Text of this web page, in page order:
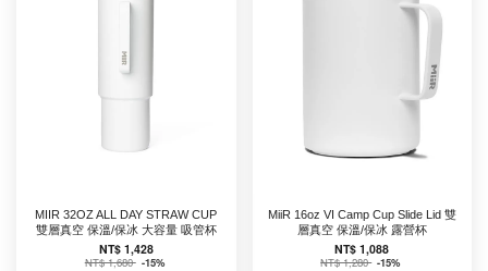
MIIR 32OZ ALL DAY STRAW CUP
雙層真空 保溫/保冰 大容量 吸管杯
NT$ 1,428
NT$ 1,680 -15%
MiiR 16oz VI Camp Cup Slide Lid 雙
層真空 保溫/保冰 露營杯
NT$ 1,088
NT$ 1,280 -15%